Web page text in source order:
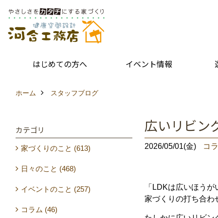
はじめての方へ イベント情報
ホーム スタッフブログ
広いリビン
2026/05/01(金) コ
「 LDKは広いほうが
家づくり の打ち合わ
カテゴリ
家づくりのこと (613)
日々のこと (468)
イベントのこと (257)
コラム (46)